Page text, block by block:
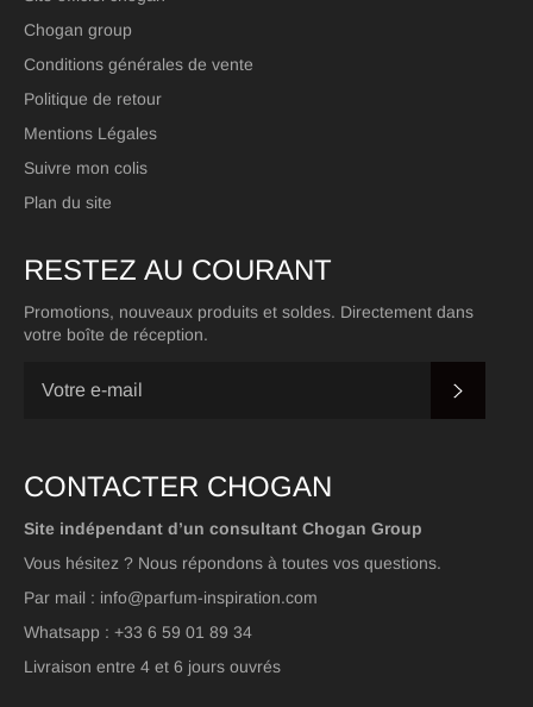
Chogan group
Conditions générales de vente
Politique de retour
Mentions Légales
Suivre mon colis
Plan du site
RESTEZ AU COURANT
Promotions, nouveaux produits et soldes. Directement dans
votre boîte de réception.
CONTACTER CHOGAN
Site indépendant d’un consultant Chogan Group
Vous hésitez ? Nous répondons à toutes vos questions.
Par mail : info@parfum-inspiration.com
Whatsapp : +33 6 59 01 89 34
Livraison entre 4 et 6 jours ouvrés